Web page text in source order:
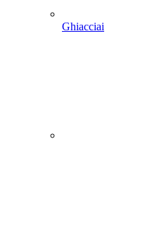
Ghiacciai